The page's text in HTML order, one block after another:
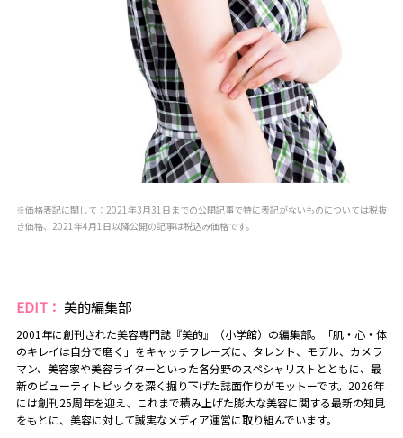
※価格表記に関して：2021年3月31日までの公開記事で特に表記がないものについては税抜
き価格、2021年4月1日以降公開の記事は税込み価格です。
EDIT： 美的編集部
2001年に創刊された美容専門誌『美的』（小学館）の編集部。「肌・心・体
のキレイは自分で磨く」をキャッチフレーズに、タレント、モデル、カメラ
マン、美容家や美容ライターといった各分野のスペシャリストとともに、最
新のビューティトピックを深く掘り下げた誌面作りがモットーです。2026年
には創刊25周年を迎え、これまで積み上げた膨大な美容に関する最新の知見
をもとに、美容に対して誠実なメディア運営に取り組んでいます。